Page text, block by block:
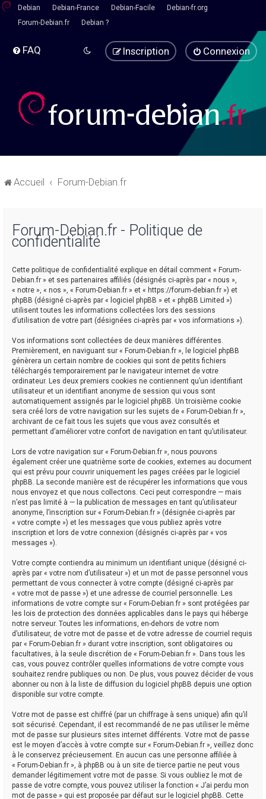
Debian Debian-France Debian-Facile
Debian-fr.org
Forum-Debian.fr
Debian ?
FAQ Connexion
Inscription
Accueil Forum-Debian.fr
Forum-Debian.fr - Politique de
confidentialité
Cette politique de confidentialité explique en détail comment « Forum-
Debian.fr » et ses partenaires affiliés (désignés ci-après par « nous »,
« notre », « nos », « Forum-Debian.fr » et « https://forum-debian.fr ») et
phpBB (désigné ci-après par « logiciel phpBB » et « phpBB Limited »)
utilisent toutes les informations collectées lors des sessions
d’utilisation de votre part (désignées ci-après par « vos informations »).
Vos informations sont collectées de deux manières différentes.
Premièrement, en naviguant sur « Forum-Debian.fr », le logiciel phpBB
génèrera un certain nombre de cookies qui sont de petits fichiers
téléchargés temporairement par le navigateur internet de votre
ordinateur. Les deux premiers cookies ne contiennent qu’un identifiant
utilisateur et un identifiant anonyme de session qui vous sont
automatiquement assignés par le logiciel phpBB. Un troisième cookie
sera créé lors de votre navigation sur les sujets de « Forum-Debian.fr »,
archivant de ce fait tous les sujets que vous avez consultés et
permettant d’améliorer votre confort de navigation en tant qu’utilisateur.
Lors de votre navigation sur « Forum-Debian.fr », nous pouvons
également créer une quatrième sorte de cookies, externes au document
qui est prévu pour couvrir uniquement les pages créées par le logiciel
phpBB. La seconde manière est de récupérer les informations que vous
nous envoyez et que nous collectons. Ceci peut correspondre — mais
n’est pas limité à — la publication de messages en tant qu’utilisateur
anonyme, l’inscription sur « Forum-Debian.fr » (désignée ci-après par
« votre compte ») et les messages que vous publiez après votre
inscription et lors de votre connexion (désignés ci-après par « vos
messages »).
Votre compte contiendra au minimum un identifiant unique (désigné ci-
après par « votre nom d’utilisateur ») et un mot de passe personnel vous
permettant de vous connecter à votre compte (désigné ci-après par
« votre mot de passe ») et une adresse de courriel personnelle. Les
informations de votre compte sur « Forum-Debian.fr » sont protégées par
les lois de protection des données applicables dans le pays qui héberge
notre serveur. Toutes les informations, en-dehors de votre nom
d’utilisateur, de votre mot de passe et de votre adresse de courriel requis
par « Forum-Debian.fr » durant votre inscription, sont obligatoires ou
facultatives, à la seule discrétion de « Forum-Debian.fr ». Dans tous les
cas, vous pouvez contrôler quelles informations de votre compte vous
souhaitez rendre publiques ou non. De plus, vous pouvez décider de vous
abonner ou non à la liste de diffusion du logiciel phpBB depuis une option
disponible sur votre compte.
Votre mot de passe est chiffré (par un chiffrage à sens unique) afin qu’il
soit sécurisé. Cependant, il est recommandé de ne pas utiliser le même
mot de passe sur plusieurs sites internet différents. Votre mot de passe
est le moyen d’accès à votre compte sur « Forum-Debian.fr », veillez donc
à le conservez précieusement. En aucun cas une personne affiliée à
« Forum-Debian.fr », à phpBB ou à un site de tierce partie ne peut vous
demander légitimement votre mot de passe. Si vous oubliez le mot de
passe de votre compte, vous pouvez utiliser la fonction « J’ai perdu mon
mot de passe » qui est proposée par défaut sur le logiciel phpBB. Cette